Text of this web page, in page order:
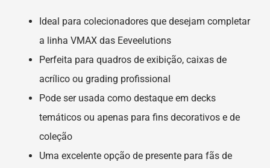
Ideal para colecionadores que desejam completar
a linha VMAX das Eeveelutions
Perfeita para quadros de exibição, caixas de
acrílico ou grading profissional
Pode ser usada como destaque em decks
temáticos ou apenas para fins decorativos e de
coleção
Uma excelente opção de presente para fãs de